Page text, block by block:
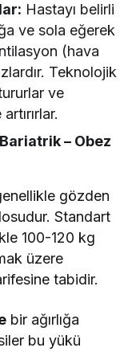
Hastayı belirli
ve sola eğerek
(hava
Teknolojik
ve
– Obez
gözden
Standart
100-120 kg
üzere
tabidir.
bir ağırlığa
bu yükü